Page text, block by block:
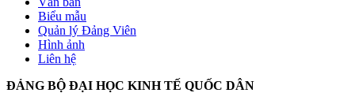
Biểu mẫu
Quản lý Đảng Viên
Hình ảnh
Liên hệ
ĐẢNG BỘ ĐẠI HỌC KINH TẾ QUỐC DÂN